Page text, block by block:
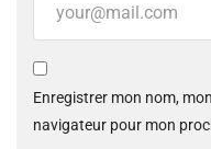
Enregistrer mon nom,
navigateur pour mon